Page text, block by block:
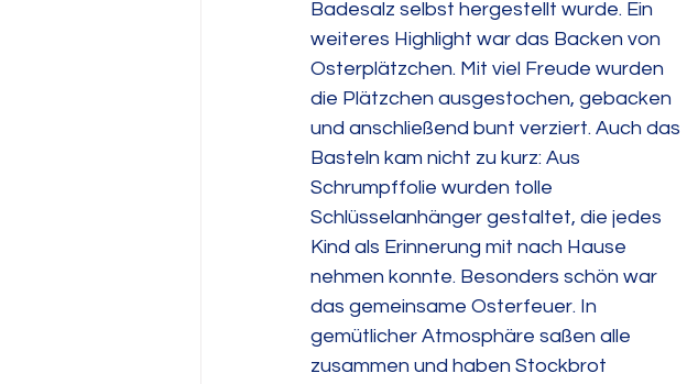
Badesalz selbst hergestellt wurde. Ein
weiteres Highlight war das Backen von
Osterplätzchen. Mit viel Freude wurden
die Plätzchen ausgestochen, gebacken
und anschließend bunt verziert. Auch das
Basteln kam nicht zu kurz: Aus
Schrumpffolie wurden tolle
Schlüsselanhänger gestaltet, die jedes
Kind als Erinnerung mit nach Hause
nehmen konnte. Besonders schön war
das gemeinsame Osterfeuer. In
gemütlicher Atmosphäre saßen alle
zusammen und haben Stockbrot